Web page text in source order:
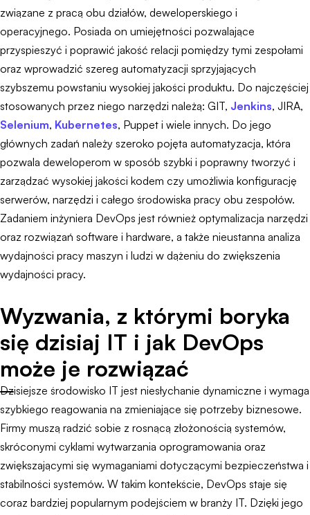
związane z pracą obu działów, deweloperskiego i
operacyjnego. Posiada on umiejętności pozwalające
przyspieszyć i poprawić jakość relacji pomiędzy tymi zespołami
oraz wprowadzić szereg automatyzacji sprzyjających
szybszemu powstaniu wysokiej jakości produktu. Do najczęściej
stosowanych przez niego narzędzi należą: GIT, Jenkins, JIRA,
Selenium, Kubernetes, Puppet i wiele innych. Do jego
głównych zadań należy szeroko pojęta automatyzacja, która
pozwala deweloperom w sposób szybki i poprawny tworzyć i
zarządzać wysokiej jakości kodem czy umożliwia konfigurację
serwerów, narzędzi i całego środowiska pracy obu zespołów.
Zadaniem inżyniera DevOps jest również optymalizacja narzędzi
oraz rozwiązań software i hardware, a także nieustanna analiza
wydajności pracy maszyn i ludzi w dążeniu do zwiększenia
wydajności pracy.
Wyzwania, z którymi boryka
się dzisiaj IT i jak DevOps
może je rozwiązać
Dzisiejsze środowisko IT jest niesłychanie dynamiczne i wymaga
szybkiego reagowania na zmieniające się potrzeby biznesowe.
Firmy muszą radzić sobie z rosnącą złożonością systemów,
skróconymi cyklami wytwarzania oprogramowania oraz
zwiększającymi się wymaganiami dotyczącymi bezpieczeństwa i
stabilności systemów. W takim kontekście, DevOps staje się
coraz bardziej popularnym podejściem w branży IT. Dzięki jego